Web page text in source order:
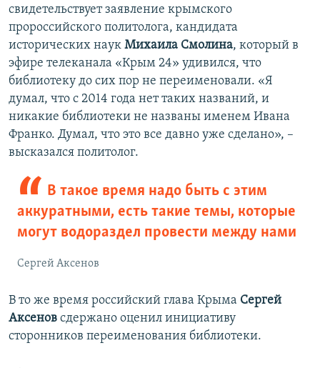
свидетельствует заявление крымского
пророссийского политолога, кандидата
исторических наук Михаила Смолина, который в
эфире телеканала «Крым 24» удивился, что
библиотеку до сих пор не переименовали. «Я
думал, что с 2014 года нет таких названий, и
никакие библиотеки не названы именем Ивана
Франко. Думал, что это все давно уже сделано», –
высказался политолог.
В такое время надо быть с этим
аккуратными, есть такие темы, которые
могут водораздел провести между нами
Сергей Аксенов
В то же время российский глава Крыма Сергей
Аксенов сдержано оценил инициативу
сторонников переименования библиотеки.